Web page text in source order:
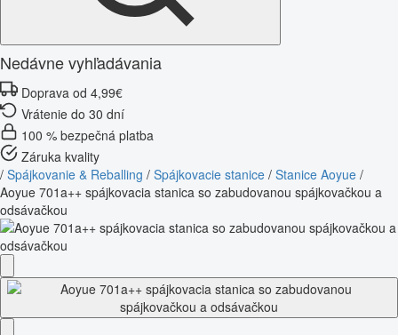
Nedávne vyhľadávania
Doprava od 4,99€
Vrátenie do 30 dní
100 % bezpečná platba
Záruka kvality
/ Spájkovanie & Reballing / Spájkovacie stanice / Stanice Aoyue /
Aoyue 701a++ spájkovacia stanica so zabudovanou spájkovačkou a
odsávačkou